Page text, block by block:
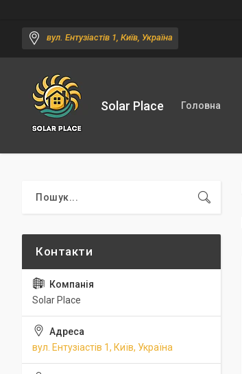
вул. Ентузіастів 1, Київ, Україна
Solar Place Головна
Solar Place
вул. Ентузіастів 1, Київ, Україна